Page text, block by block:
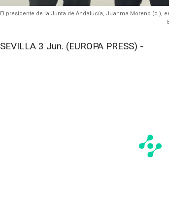
El presidente de la Junta de Andalucía, Juanma Moreno (c.),
SEVILLA 3 Jun. (EUROPA PRESS) -